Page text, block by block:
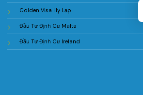
Golden Visa Hy Lạp
Đầu Tư Định Cư Malta
Đầu Tư Định Cư Ireland